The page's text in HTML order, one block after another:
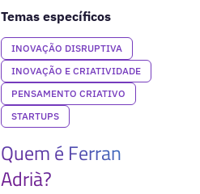
Temas específicos
INOVAÇÃO DISRUPTIVA
INOVAÇÃO E CRIATIVIDADE
PENSAMENTO CRIATIVO
STARTUPS
Quem é Ferran
Adrià?